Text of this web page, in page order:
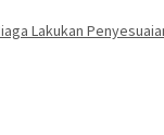
Lakukan